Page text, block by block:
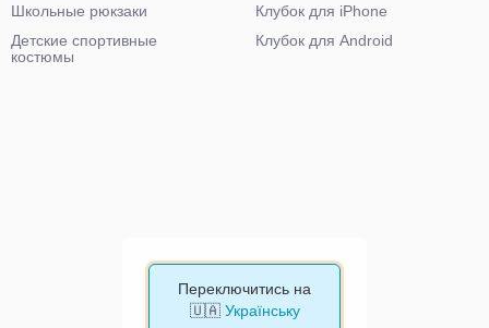
Школьные рюкзаки
Детские спортивные
костюмы
Клубок для iPhone
Клубок для Android
Переключитись на
🇺🇦 Українську